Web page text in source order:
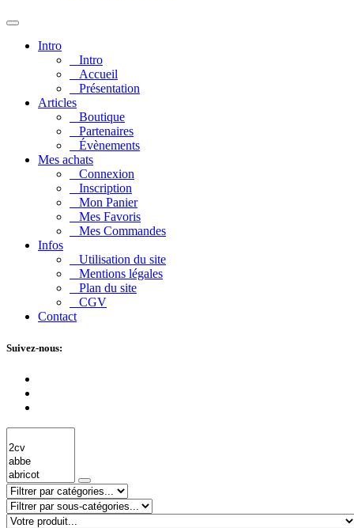
Intro
Intro
Accueil
Présentation
Articles
Boutique
Partenaires
Évènements
Mes achats
Connexion
Inscription
Mon Panier
Mes Favoris
Mes Commandes
Infos
Utilisation du site
Mentions légales
Plan du site
CGV
Contact
Suivez-nous: